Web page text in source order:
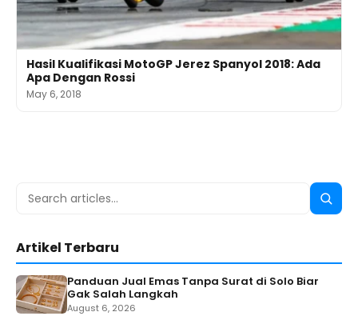
Hasil Kualifikasi MotoGP Jerez Spanyol 2018: Ada
Apa Dengan Rossi
May 6, 2018
Search
Search
Artikel Terbaru
Panduan Jual Emas Tanpa Surat di Solo Biar
Gak Salah Langkah
August 6, 2026